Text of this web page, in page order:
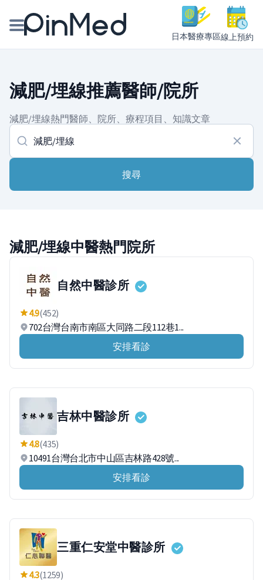
日本醫療專區線上預約
醫師專欄專訪
健康主題館
我是醫療人員
減肥/埋線推薦醫師/院所
減肥/埋線熱門醫師、院所、療程項目、知識文章
搜尋
減肥/埋線中醫熱門院所
自然中醫診所
4.9(452)
702台灣台南市南區大同路二段112巷1...
安排看診
吉林中醫診所
4.8(435)
10491台灣台北市中山區吉林路428號...
安排看診
三重仁安堂中醫診所
4.3(1259)